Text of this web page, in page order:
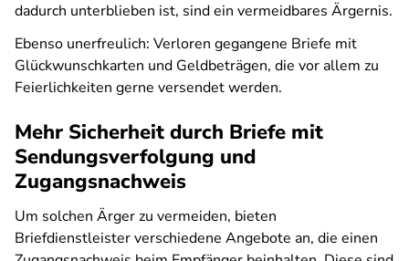
dadurch unterblieben ist, sind ein vermeidbares Ärgernis.
Ebenso unerfreulich: Verloren gegangene Briefe mit
Glückwunschkarten und Geldbeträgen, die vor allem zu
Feierlichkeiten gerne versendet werden.
Mehr Sicherheit durch Briefe mit
Sendungsverfolgung und
Zugangsnachweis
Um solchen Ärger zu vermeiden, bieten
Briefdienstleister verschiedene Angebote an, die einen